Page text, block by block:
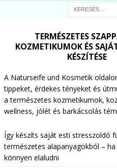
TERMÉSZETES
KOZMETIKUMOK ÉS
KÉSZÍTÉSE
A Naturseife und Kosmetik
tippeket, érdekes tényeket és
a természetes kozmetikumok,
wellness, jólét és barkácsolás
Így készíts saját esti stresszoldó
természetes alapanyagokból –
könnyen elaludni